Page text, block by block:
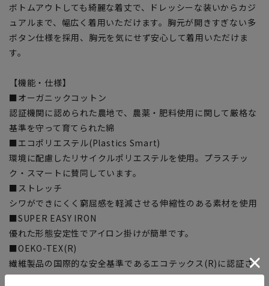
ボトムアウトしても綺麗な着丈で、ドレッシーな装いからカジ
ュアルまで、幅広く着用いただけます。胸元が開きすぎない多
ボタン仕様を採用、胸元を気にせず安心して着用いただけま
す。
【機能・仕様】
■オーガニックコットン
認証機関に認められた農地で、農薬・肥料使用に関して厳格な
基準を守って育てられた綿
■エコポリエステル(Plastics Smart)
環境に配慮したリサイクルポリエステルを使用。プラスチッ
ク・スマートに賛同しています。
■ストレッチ
シワができにくく窮屈感を軽減させる伸縮性のある素材を使用
■SUPER EASY IRON
優れた形態安定性でアイロン掛けが簡単です。
■OEKO-TEX(R)
繊維製品の国際的な安全基準であるエコテックス(R)に認証さ
れた生地から付属まで、すべてが厳しい基準をクリアした素材